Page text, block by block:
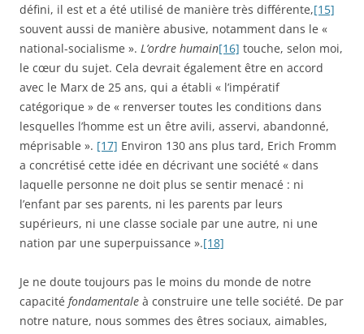
défini, il est et a été utilisé de manière très différente,[15]
souvent aussi de manière abusive, notamment dans le «
national-socialisme ». L’ordre humain[16] touche, selon moi,
le cœur du sujet. Cela devrait également être en accord
avec le Marx de 25 ans, qui a établi « l’impératif
catégorique » de « renverser toutes les conditions dans
lesquelles l’homme est un être avili, asservi, abandonné,
méprisable ». [17] Environ 130 ans plus tard, Erich Fromm
a concrétisé cette idée en décrivant une société « dans
laquelle personne ne doit plus se sentir menacé : ni
l’enfant par ses parents, ni les parents par leurs
supérieurs, ni une classe sociale par une autre, ni une
nation par une superpuissance ».[18]
Je ne doute toujours pas le moins du monde de notre
capacité fondamentale à construire une telle société. De par
notre nature, nous sommes des êtres sociaux, aimables,